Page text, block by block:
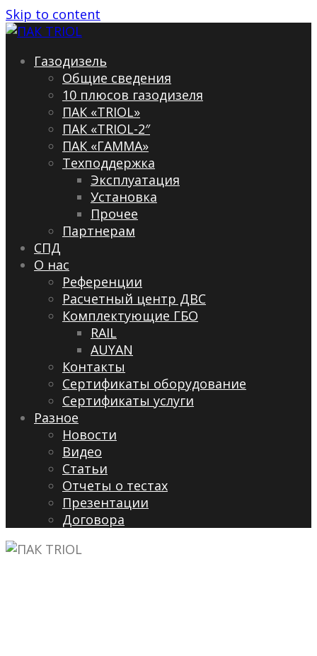
Skip to content
Газодизель
Общие сведения
10 плюсов газодизеля
ПАК «TRIOL»
ПАК «TRIOL-2″
ПАК «ГАММА»
Техподдержка
Эксплуатация
Установка
Прочее
Партнерам
СПД
О нас
Референции
Расчетный центр ДВС
Комплектующие ГБО
RAIL
AUYAN
Контакты
Сертификаты оборудование
Сертификаты услуги
Разное
Новости
Видео
Cтатьи
Отчеты о тестах
Презентации
Договора